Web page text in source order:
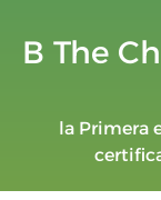
B The
la Primera